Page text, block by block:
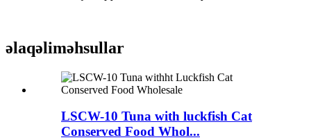
əlaqəliməhsullar
LSCW-10 Tuna with luckfish Cat
Conserved Food Whol...